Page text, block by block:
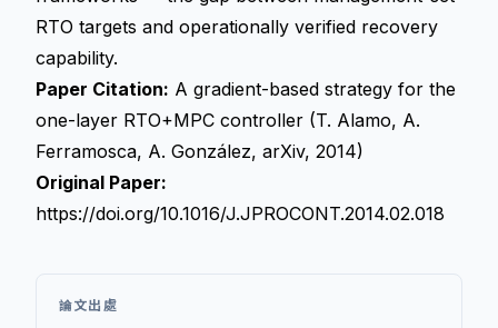
RTO targets and operationally verified recovery
capability.
Paper Citation: A gradient-based strategy for the
one-layer RTO+MPC controller (T. Alamo, A.
Ferramosca, A. González, arXiv, 2014)
Original Paper:
https://doi.org/10.1016/J.JPROCONT.2014.02.018
論文出處